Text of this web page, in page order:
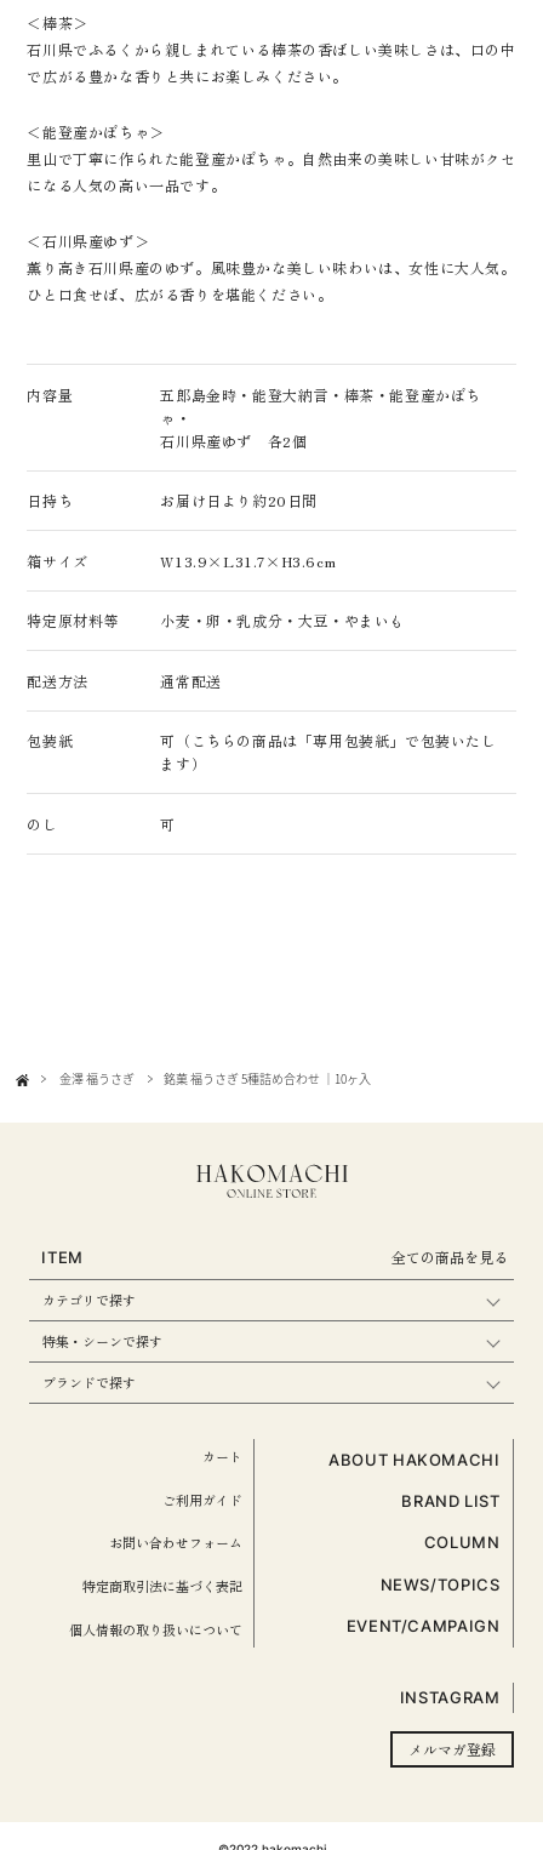
＜棒茶＞
石川県でふるくから親しまれている棒茶の香ばしい美味しさは、口の中
で広がる豊かな香りと共にお楽しみください。
＜能登産かぼちゃ＞
里山で丁寧に作られた能登産かぼちゃ。自然由来の美味しい甘味がクセ
になる人気の高い一品です。
＜石川県産ゆず＞
薫り高き石川県産のゆず。風味豊かな美しい味わいは、女性に大人気。
ひと口食せば、広がる香りを堪能ください。
内容量
五郎島金時・能登大納言・棒茶・能登産かぼち
ゃ・
石川県産ゆず 各2個
日持ち お届け日より約20日間
箱サイズ W13.9×L31.7×H3.6cm
特定原材料等 小麦・卵・乳成分・大豆・やまいも
配送方法 通常配送
包装紙
可（こちらの商品は「専用包装紙」で包装いたし
ます）
のし 可
金澤 福うさぎ 銘菓 福うさぎ 5種詰め合わせ ｜10ヶ入
ITEM 全ての商品を見る
カテゴリで探す
特集・シーンで探す
ブランドで探す
ABOUT HAKOMACHI
BRAND LIST
COLUMN
NEWS/TOPICS
EVENT/CAMPAIGN
カート
ご利用ガイド
お問い合わせフォーム
特定商取引法に基づく表記
個人情報の取り扱いについて
INSTAGRAM
メルマガ登録